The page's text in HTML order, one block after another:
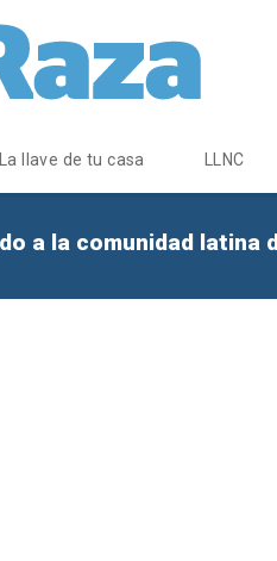
La llave de tu casa LLNC
a la comunidad latina